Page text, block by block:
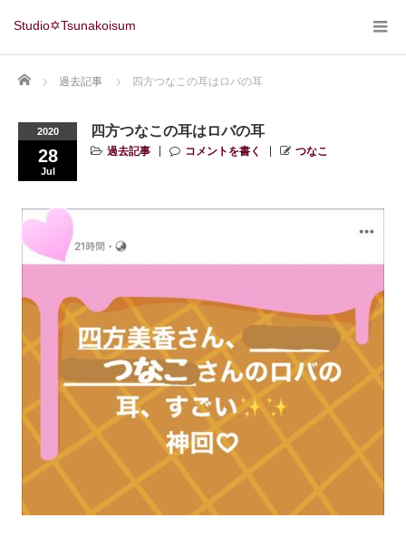
Studio✡Tsunakoisum
Home 過去記事 四方つなこの耳はロバの耳
2020
28
Jul
四方つなこの耳はロバの耳
過去記事 コメントを書く つなこ